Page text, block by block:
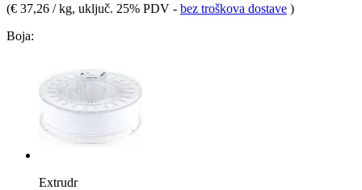
(€ 37,26 / kg, uključ. 25% PDV - bez troškova dostave )
Boja:
Extrudr